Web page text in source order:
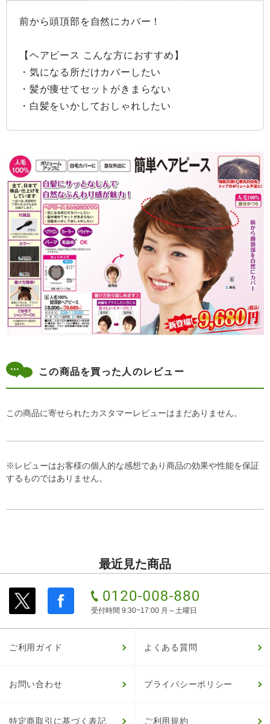
前から頭頂部を自然にカバー！
【ヘアピース こんな方におすすめ】
・気になる所だけカバーしたい
・髪が痩せてセットがきまらない
・白髪をいかしておしゃれしたい
この商品を買った人のレビュー
この商品に寄せられたカスタマーレビューはまだありません。
※レビューはお客様の個人的な感想であり商品の効果や性能を保証
するものではありません。
最近見た商品
受付時間 9:30~17:00 月～土曜日
ご利用ガイド よくある質問
お問い合わせ プライバシーポリシー
特定商取引に基づく表記 ご利用規約